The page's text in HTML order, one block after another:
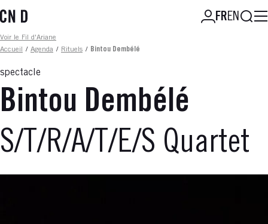
au
principal
FREN
Fil d'ariane
Voir le Fil d'Ariane
Accueil
/ Agenda / Rituels / Bintou Dembélé
spectacle
Bintou Dembélé
S/T/R/A/T/E/S Quartet